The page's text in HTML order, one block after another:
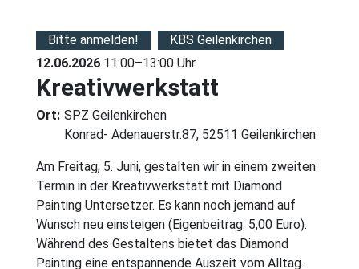
Bitte anmelden!
KBS Geilenkirchen
12.06.2026 11:00–13:00 Uhr
Kreativwerkstatt
Ort: SPZ Geilenkirchen
Konrad- Adenauerstr.87, 52511 Geilenkirchen
Am Freitag, 5. Juni, gestalten wir in einem zweiten
Termin in der Kreativwerkstatt mit Diamond
Painting Untersetzer. Es kann noch jemand auf
Wunsch neu einsteigen (Eigenbeitrag: 5,00 Euro).
Während des Gestaltens bietet das Diamond
Painting eine entspannende Auszeit vom Alltag.